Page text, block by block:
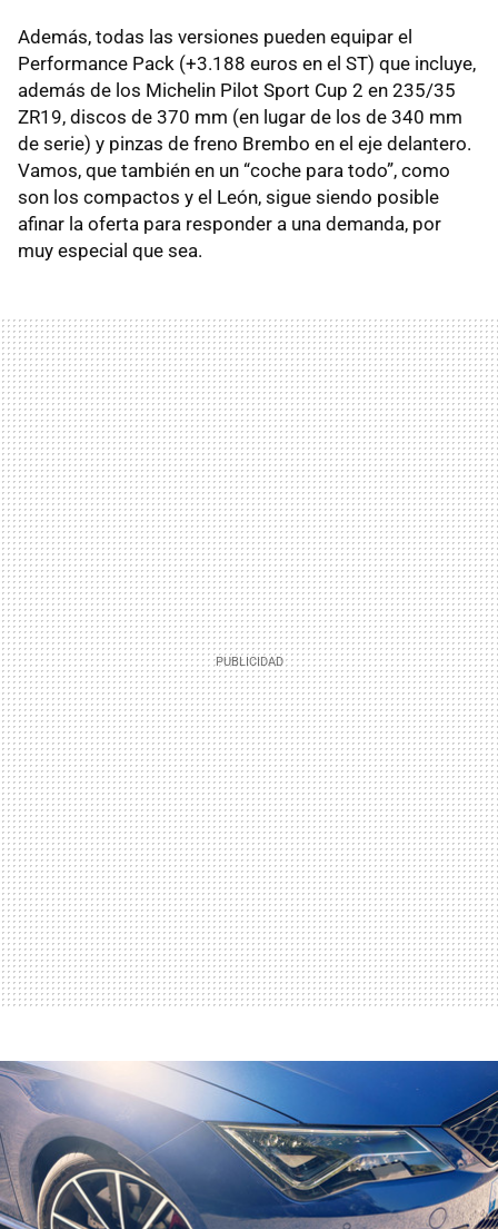
Además, todas las versiones pueden equipar el
Performance Pack (+3.188 euros en el ST) que incluye,
además de los Michelin Pilot Sport Cup 2 en 235/35
ZR19, discos de 370 mm (en lugar de los de 340 mm
de serie) y pinzas de freno Brembo en el eje delantero.
Vamos, que también en un “coche para todo”, como
son los compactos y el León, sigue siendo posible
afinar la oferta para responder a una demanda, por
muy especial que sea.